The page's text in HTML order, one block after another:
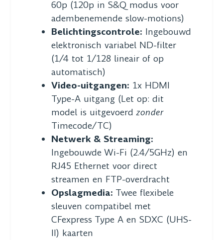
60p (120p in S&Q modus voor
adembenemende slow-motions)
Belichtingscontrole: Ingebouwd
elektronisch variabel ND-filter
(1/4 tot 1/128 lineair of op
automatisch)
Video-uitgangen: 1x HDMI
Type-A uitgang (Let op: dit
model is uitgevoerdzonder
Timecode/TC)
Netwerk & Streaming:
Ingebouwde Wi-Fi (2.4/5GHz) en
RJ45 Ethernet voor direct
streamen en FTP-overdracht
Opslagmedia: Twee flexibele
sleuven compatibel met
CFexpress Type A en SDXC (UHS-
II) kaarten